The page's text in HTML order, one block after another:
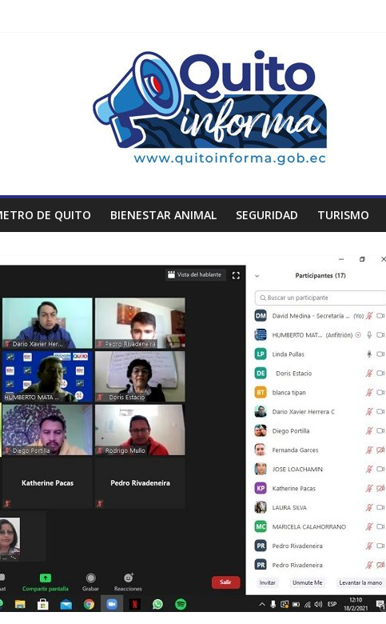
DE QUITO BIENESTAR ANIMAL SEGURIDAD TURISMO